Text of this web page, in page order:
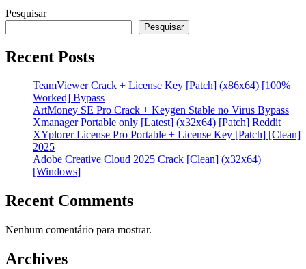
Pesquisar
Pesquisar
Recent Posts
TeamViewer Crack + License Key [Patch] (x86x64) [100%
Worked] Bypass
ArtMoney SE Pro Crack + Keygen Stable no Virus Bypass
Xmanager Portable only [Latest] (x32x64) [Patch] Reddit
XYplorer License Pro Portable + License Key [Patch] [Clean]
2025
Adobe Creative Cloud 2025 Crack [Clean] (x32x64)
[Windows]
Recent Comments
Nenhum comentário para mostrar.
Archives